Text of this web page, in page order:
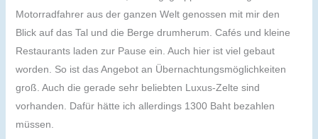
Motorradfahrer aus der ganzen Welt genossen mit mir den
Blick auf das Tal und die Berge drumherum. Cafés und kleine
Restaurants laden zur Pause ein. Auch hier ist viel gebaut
worden. So ist das Angebot an Übernachtungsmöglichkeiten
groß. Auch die gerade sehr beliebten Luxus-Zelte sind
vorhanden. Dafür hätte ich allerdings 1300 Baht bezahlen
müssen.